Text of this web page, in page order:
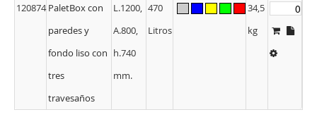
120874 PaletBox con
paredes y
fondo liso con
tres
travesaños
L.1200,
A.800,
h.740
mm.
470
Litros
34,5
kg